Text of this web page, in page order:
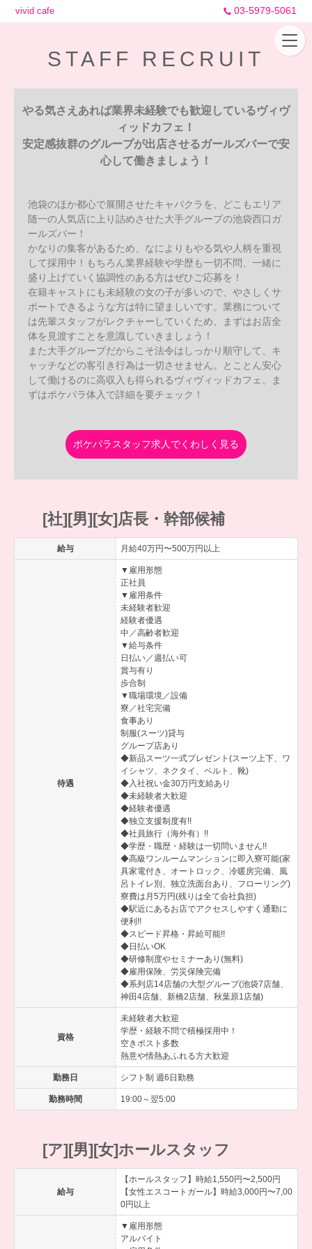
vivid cafe 03-5979-5061
STAFF RECRUIT
やる気さえあれば業界未経験でも歓迎しているヴィヴ
ィッドカフェ！
安定感抜群のグループが出店させるガールズバーで安
心して働きましょう！
池袋のほか都心で展開させたキャバクラを、どこもエリア
随一の人気店に上り詰めさせた大手グループの池袋西口ガ
ールズバー！
かなりの集客があるため、なによりもやる気や人柄を重視
して採用中！もちろん業界経験や学歴も一切不問、一緒に
盛り上げていく協調性のある方はぜひご応募を！
在籍キャストにも未経験の女の子が多いので、やさしくサ
ポートできるような方は特に望ましいです。業務について
は先輩スタッフがレクチャーしていくため、まずはお店全
体を見渡すことを意識していきましょう！
また大手グループだからこそ法令はしっかり順守して、キ
ャッチなどの客引き行為は一切させません。とことん安心
して働けるのに高収入も得られるヴィヴィッドカフェ、ま
ずはポケパラ体入で詳細を要チェック！
ポケパラスタッフ求人でくわしく見る
[社][男][女]店長・幹部候補
給与 月給40万円〜500万円以上
待遇
▼雇用形態
正社員
▼雇用条件
未経験者歓迎
経験者優遇
中／高齢者歓迎
▼給与条件
日払い／週払い可
賞与有り
歩合制
▼職場環境／設備
寮／社宅完備
食事あり
制服(スーツ)貸与
グループ店あり
◆新品スーツ一式プレゼント(スーツ上下、ワ
イシャツ、ネクタイ、ベルト、靴)
◆入社祝い金30万円支給あり
◆未経験者大歓迎
◆経験者優遇
◆独立支援制度有!!
◆社員旅行（海外有）!!
◆学歴・職歴・経験は一切問いません!!
◆高級ワンルームマンションに即入寮可能(家
具家電付き、オートロック、冷暖房完備、風
呂トイレ別、独立洗面台あり、フローリング)
寮費は月5万円(残りは全て会社負担)
◆駅近にあるお店でアクセスしやすく通勤に
便利!!
◆スピード昇格・昇給可能!!
◆日払いOK
◆研修制度やセミナーあり(無料)
◆雇用保険、労災保険完備
◆系列店14店舗の大型グループ(池袋7店舗、
神田4店舗、新橋2店舗、秋葉原1店舗)
資格
未経験者大歓迎
学歴・経験不問で積極採用中！
空きポスト多数
熱意や情熱あふれる方大歓迎
勤務日 シフト制 週6日勤務
勤務時間 19:00～翌5:00
[ア][男][女]ホールスタッフ
給与
【ホールスタッフ】時給1,550円〜2,500円
【女性エスコートガール】時給3,000円〜7,00
0円以上
▼雇用形態
アルバイト